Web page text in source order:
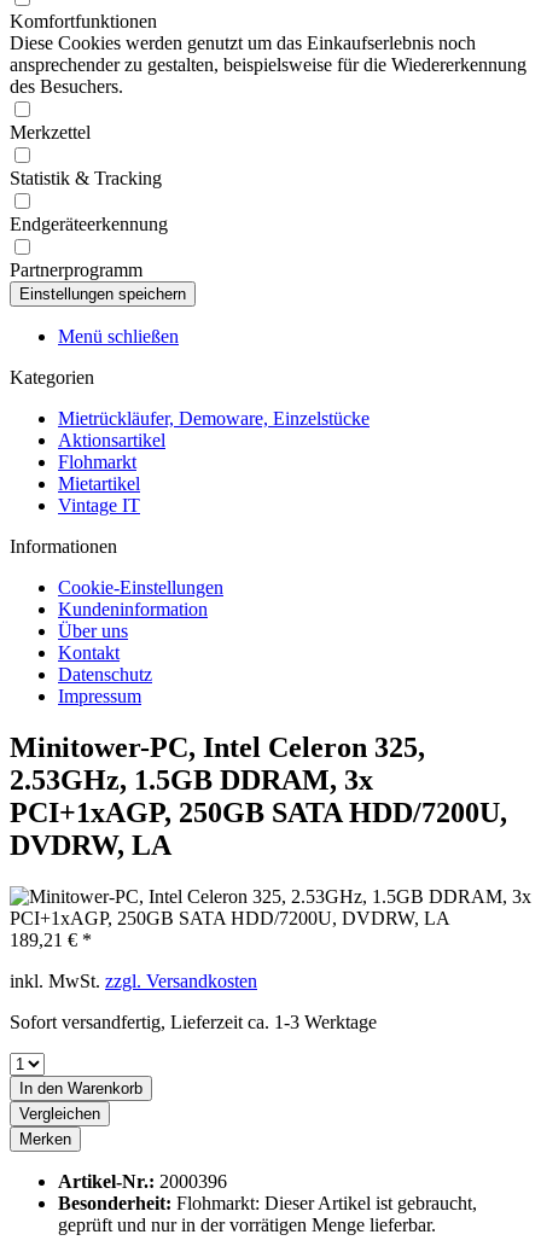
Komfortfunktionen
Diese Cookies werden genutzt um das Einkaufserlebnis noch
ansprechender zu gestalten, beispielsweise für die Wiedererkennung
des Besuchers.
Merkzettel
Statistik & Tracking
Endgeräteerkennung
Partnerprogramm
Menü schließen
Kategorien
Mietrückläufer, Demoware, Einzelstücke
Aktionsartikel
Flohmarkt
Mietartikel
Vintage IT
Informationen
Cookie-Einstellungen
Kundeninformation
Über uns
Kontakt
Datenschutz
Impressum
Minitower-PC, Intel Celeron 325,
2.53GHz, 1.5GB DDRAM, 3x
PCI+1xAGP, 250GB SATA HDD/7200U,
DVDRW, LA
189,21 € *
inkl. MwSt. zzgl. Versandkosten
Sofort versandfertig, Lieferzeit ca. 1-3 Werktage
In den Warenkorb
Vergleichen
Merken
Artikel-Nr.: 2000396
Besonderheit: Flohmarkt: Dieser Artikel ist gebraucht,
geprüft und nur in der vorrätigen Menge lieferbar.